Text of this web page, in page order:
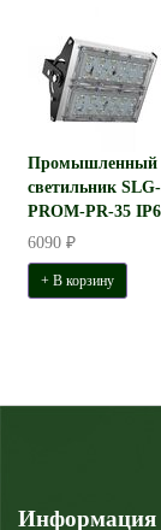
Промышленный
светильник SLG-
PROM-PR-35
6090 ₽
+ В корзину
Информация